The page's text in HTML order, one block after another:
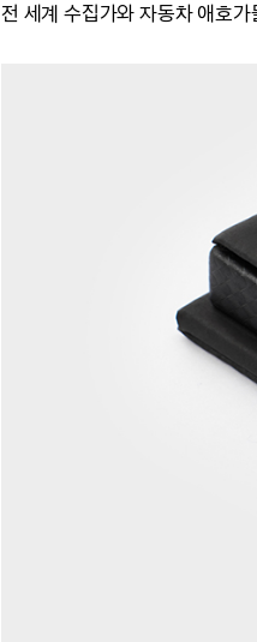
전 세계 수집가와 자동차 애호